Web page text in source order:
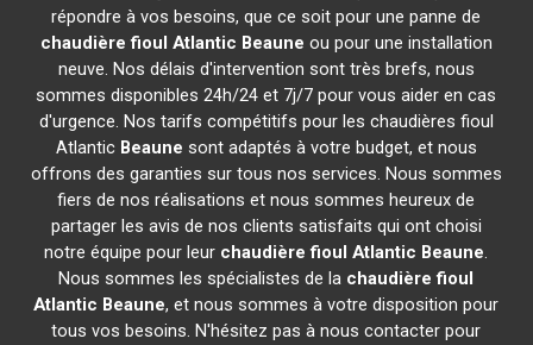
répondre à vos besoins, que ce soit pour une panne de
chaudière fioul Atlantic Beaune ou pour une installation
neuve. Nos délais d'intervention sont très brefs, nous
sommes disponibles 24h/24 et 7j/7 pour vous aider en cas
d'urgence. Nos tarifs compétitifs pour les chaudières fioul
Atlantic Beaune sont adaptés à votre budget, et nous
offrons des garanties sur tous nos services. Nous sommes
fiers de nos réalisations et nous sommes heureux de
partager les avis de nos clients satisfaits qui ont choisi
notre équipe pour leur chaudière fioul Atlantic Beaune.
Nous sommes les spécialistes de la chaudière fioul
Atlantic Beaune, et nous sommes à votre disposition pour
tous vos besoins. N'hésitez pas à nous contacter pour